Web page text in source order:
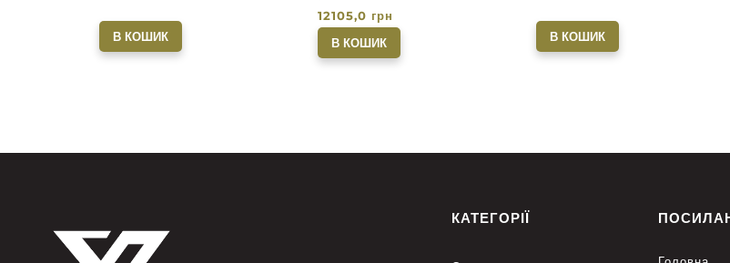
В КОШИК
12105,0 грн
В КОШИК
В КОШИК
КАТЕГОРІЇ